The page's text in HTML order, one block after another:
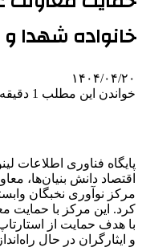
خانواده شهدا و
۱۴۰۴/۰۴/۲۰
خواندن این مطلب 1 دقیقه زمان میبرد
پایگاه فناوری اطلاعات
اقتصاد دانش بنیان‌ها،
مرکز نوآوری نخبگان
کرد. این مرکز با حمایت
با هدف حمایت از
و ایثارگران در حال